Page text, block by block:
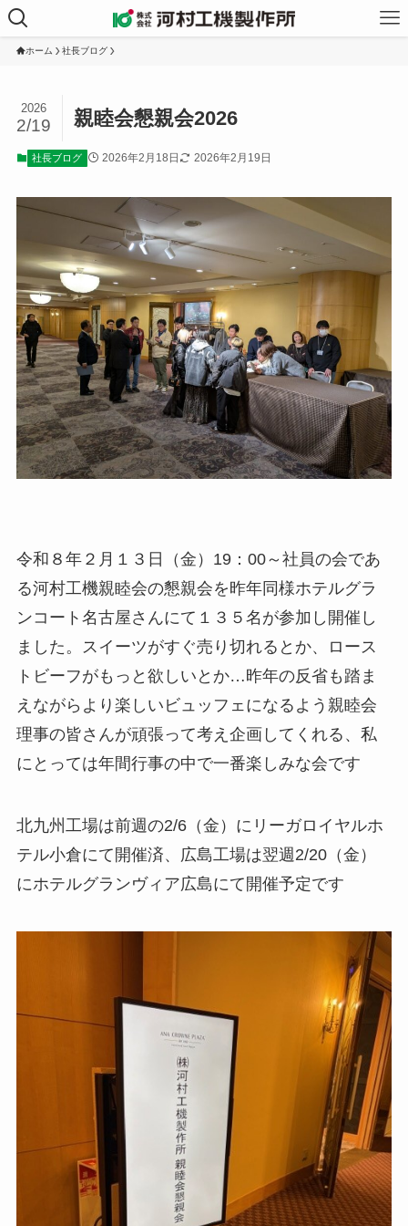
ホーム 社長ブログ
親睦会懇親会2026
2026
2/19
社長ブログ 2026年2月18日 2026年2月19日
令和８年２月１３日（金）19：00～社員の会であ
る河村工機親睦会の懇親会を昨年同様ホテルグラ
ンコート名古屋さんにて１３５名が参加し開催し
ました。スイーツがすぐ売り切れるとか、ロース
トビーフがもっと欲しいとか…昨年の反省も踏ま
えながらより楽しいビュッフェになるよう親睦会
理事の皆さんが頑張って考え企画してくれる、私
にとっては年間行事の中で一番楽しみな会です
北九州工場は前週の2/6（金）にリーガロイヤルホ
テル小倉にて開催済、広島工場は翌週2/20（金）
にホテルグランヴィア広島にて開催予定です